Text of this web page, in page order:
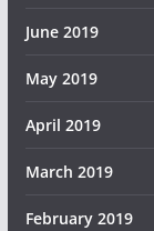
June 2019
May 2019
April 2019
March 2019
February 2019